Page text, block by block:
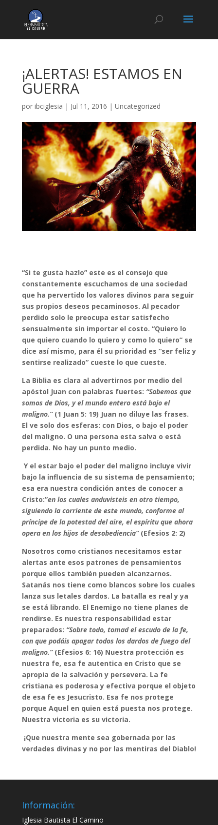
¡ALERTAS! ESTAMOS EN
GUERRA
por ibciglesia | Jul 11, 2016 | Uncategorized
“Si te gusta hazlo” este es el consejo que
constantemente escuchamos de una sociedad
que ha pervertido los valores divinos para seguir
sus propios deseos pecaminosos. Al pecador
perdido solo le preocupa estar satisfecho
sensualmente sin importar el costo. “Quiero lo
que quiero cuando lo quiero y como lo quiero” se
dice así mismo, para él su prioridad es “ser feliz y
sentirse realizado” cueste lo que cueste.
La Biblia es clara al advertirnos por medio del
apóstol Juan con palabras fuertes: “Sabemos que
somos de Dios, y el mundo entero está bajo el
maligno.”(1 Juan 5: 19) Juan no diluye las frases.
El ve solo dos esferas: con Dios, o bajo el poder
del maligno. O una persona esta salva o está
perdida. No hay un punto medio.
Y el estar bajo el poder del maligno incluye vivir
bajo la influencia de su sistema de pensamiento;
esa era nuestra condición antes de conocer a
Cristo:”en los cuales anduvisteis en otro tiempo,
siguiendo la corriente de este mundo, conforme al
príncipe de la potestad del aire, el espíritu que ahora
opera en los hijos de desobediencia”(Efesios 2: 2)
Nosotros como cristianos necesitamos estar
alertas ante esos patrones de pensamientos
porque ellos también pueden alcanzarnos.
Satanás nos tiene como blancos sobre los cuales
lanza sus letales dardos. La batalla es real y ya
se está librando. El Enemigo no tiene planes de
rendirse. Es nuestra responsabilidad estar
preparados: “Sobre todo, tomad el escudo de la fe,
con que podáis apagar todos los dardos de fuego del
maligno.”(Efesios 6: 16) Nuestra protección es
nuestra fe, esa fe autentica en Cristo que se
apropia de la salvación y persevera. La fe
cristiana es poderosa y efectiva porque el objeto
de esa fe es Jesucristo. Esa fe nos protege
porque Aquel en quien está puesta nos protege.
Nuestra victoria es su victoria.
¡Que nuestra mente sea gobernada por las
verdades divinas y no por las mentiras del Diablo!
Información:
Iglesia Bautista El Camino